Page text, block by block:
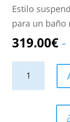
Estilo
para un baño
319.00€ -